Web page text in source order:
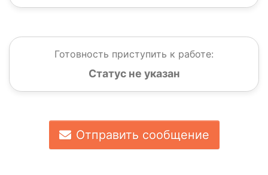
Готовность приступить к работе:
Статус не указан
Отправить сообщение